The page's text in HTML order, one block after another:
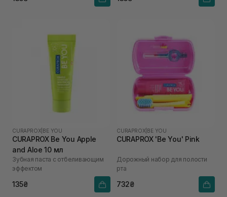
CURAPROX BE YOU
CURAPROX Be You Apple
and Aloe 10 мл
Зубная паста с отбеливающим
эффектом
135₴
CURAPROX BE YOU
CURAPROX 'Be You' Pink
Дорожный набор для полости
рта
732₴